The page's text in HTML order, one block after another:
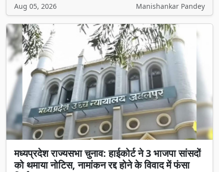
Aug 05, 2026 Manishankar Pandey
मध्यप्रदेश राज्यसभा चुनाव: हाईकोर्ट ने 3 भाजपा सांसदों
को थमाया नोटिस, नामांकन रद्द होने के विवाद में फंसा